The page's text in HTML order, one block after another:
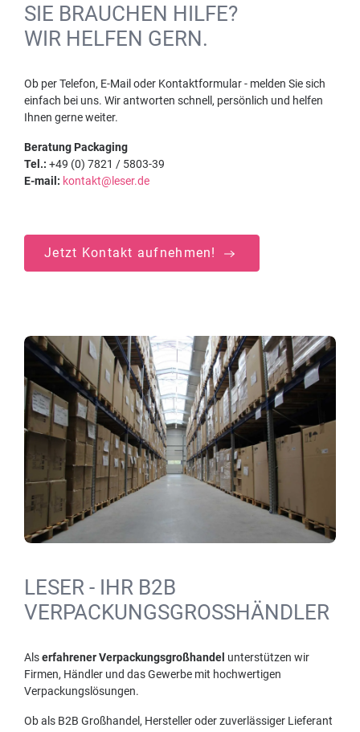
SIE BRAUCHEN HILFE?
WIR HELFEN GERN.
Ob per Telefon, E-Mail oder Kontaktformular - melden Sie sich
einfach bei uns. Wir antworten schnell, persönlich und helfen
Ihnen gerne weiter.
Beratung Packaging
Tel.: +49 (0) 7821 / 5803-39
E-mail: kontakt@leser.de
Jetzt Kontakt aufnehmen!
LESER - IHR B2B
VERPACKUNGSGROSSHÄNDLER
Alserfahrener Verpackungsgroßhandel unterstützen wir
Firmen, Händler und das Gewerbe mit hochwertigen
Verpackungslösungen.
Ob als B2B Großhandel, Hersteller oder zuverlässiger Lieferant